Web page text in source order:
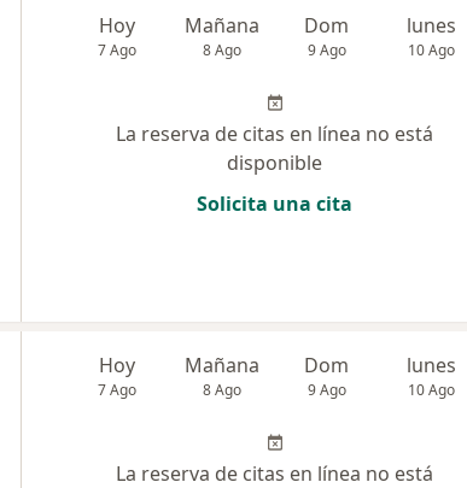
Hoy
7 Ago
Mañana
8 Ago
Dom
9 Ago
lunes
10 Ago
La reserva de citas en línea no está
disponible
Solicita una cita
Hoy
7 Ago
Mañana
8 Ago
Dom
9 Ago
lunes
10 Ago
La reserva de citas en línea no está